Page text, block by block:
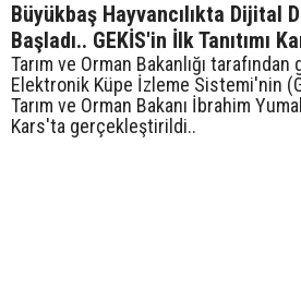
Büyükbaş Hayvancılıkta Dijital
Başladı.. GEKİS'in İlk Tanıtımı
Tarım ve Orman Bakanlığı
Elektronik Küpe İzleme Sistemi'nin
Tarım ve Orman Bakanı İbrahim
Kars'ta gerçekleştirildi..